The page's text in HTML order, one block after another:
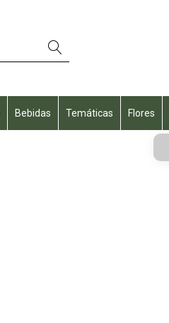
Bebidas Temáticas Flores